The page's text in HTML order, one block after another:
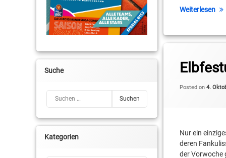
Weiterlesen
Joanic Grüttner
Kellen Williams
Kleinmachnow
Lukas Weibel
Niko Schumann
Posted on 4.
Nur ein
deren
der Vorwoche
David Herwig
Suche
Kategorien